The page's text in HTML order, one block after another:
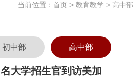
当前位置： 首页> 教育教学 > 高中部
初中部 高中部
大学招生官到访美加